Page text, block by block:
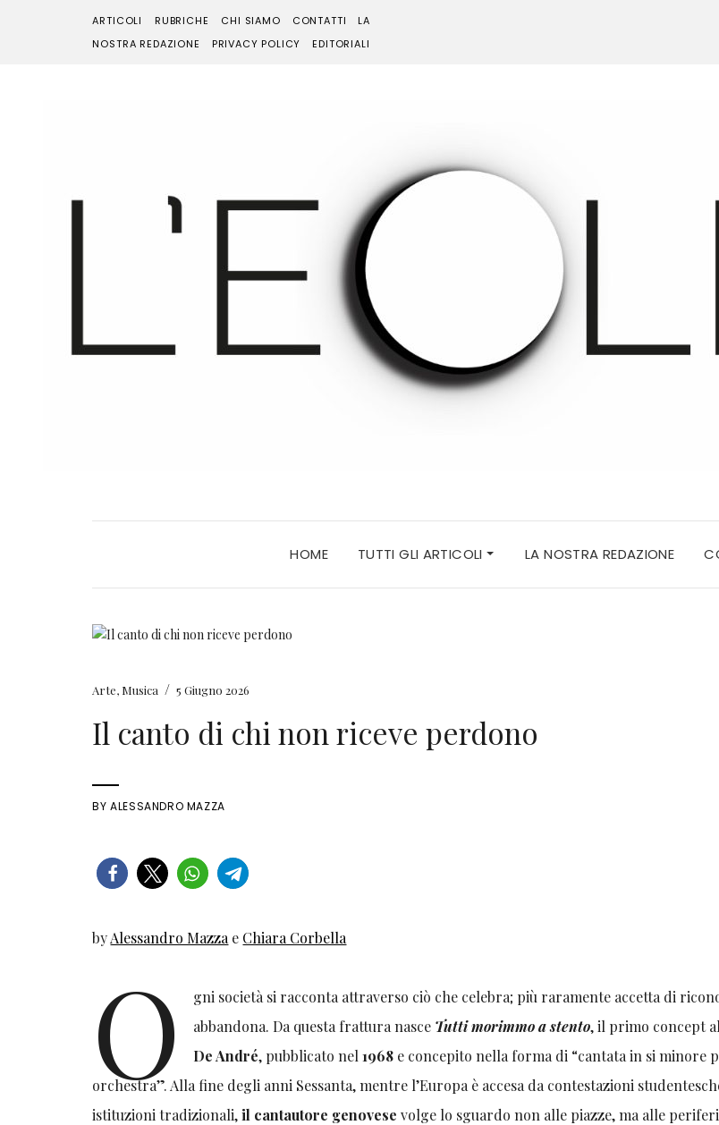
ARTICOLI RUBRICHE CHI SIAMO CONTATTI
LA
NOSTRA REDAZIONE
PRIVACY POLICY EDITORIALI
HOME TUTTI GLI ARTICOLI LA NOSTRA REDAZIONE
Arte, Musica / 5 Giugno 2026
Il canto di chi non riceve perdono
BYALESSANDRO MAZZA
byAlessandro Mazza e Chiara Corbella
O
gni società si racconta attraverso ciò che celebra; più raramente accetta di
abbandona. Da questa frattura nasce Tutti morimmo a stento, il primo concept
De André, pubblicato nel 1968e concepito nella forma di “cantata in si minore
orchestra”. Alla fine degli anni Sessanta, mentre l’Europa è accesa da contestazioni
istituzioni tradizionali,il cantautore genovesevolge lo sguardo non alle piazze, ma alle